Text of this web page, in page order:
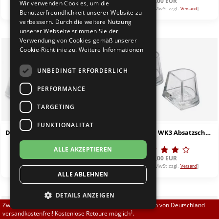
Brautschuhe
Sneaker
Übergrößen 43-44
Flexerinas
Merlet
Nueva Epoca
RayRose
Rummos
Rumpf
TopTanz
] [inkl. 19% MwSt zzgl. Versand]
5,00 EUR
[inkl. 19% MwSt zzgl.Versand]
Werner Kern WK3 Absatzschoner für 60/65/80 mm Absätze
5,00 EUR
[inkl. 19% MwSt zzgl. Versand]
Zwischen 70,00 EUR und 800,00 EUR liefern wir innerhalb von Deutschland
versandkostenfrei! Kostenlose Retoure möglich1.
Wir verwenden Cookies, um die
Benutzerfreundlichkeit unserer Website zu
verbessern. Durch die weitere Nutzung
unserer Webseite stimmen Sie der
Verwendung von Cookies gemäß unserer
Cookie-Richtlinie zu. Weitere Informationen
UNBEDINGT ERFORDERLICH
PERFORMANCE
TARGETING
FUNKTIONALITÄT
ALLE AKZEPTIEREN
ALLE ABLEHNEN
DETAILS ANZEIGEN